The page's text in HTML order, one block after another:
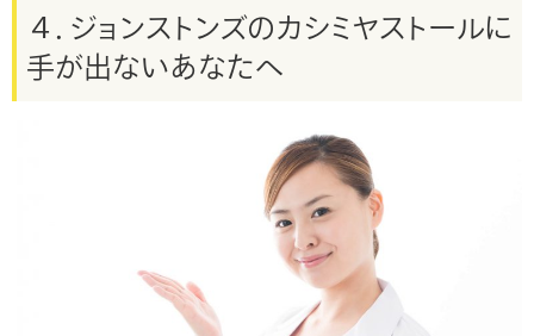
４．ジョンストンズのカシミヤストールに
手が出ないあなたへ